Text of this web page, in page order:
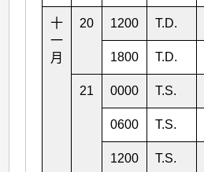
十
一
月
20 1200 T.D.
1800 T.D.
21 0000 T.S.
0600 T.S.
1200 T.S.